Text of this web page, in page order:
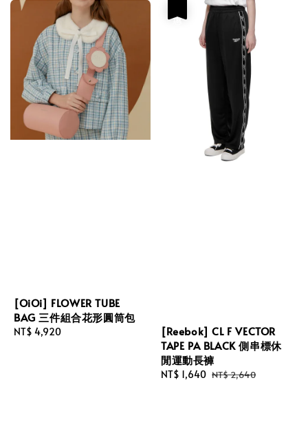
[OiOi] FLOWER TUBE
BAG 三件組合花形圓筒包
Regular
NT$ 4,920
[Reebok] CL F VECTOR
TAPE PA BLACK 側串標休
閒運動長褲
Sale
NT$ 1,640 Regular
NT$ 2,640